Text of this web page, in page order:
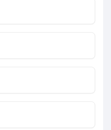
هل يمكنني جمع